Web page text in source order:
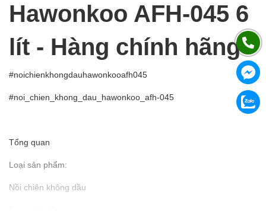
Hawonkoo AFH-045 6
lít - Hàng chính hãng
#noichienkhongdauhawonkooafh045
#noi_chien_khong_dau_hawonkoo_afh-045
Tổng quan
Loại sản phẩm:
Nồi chiên không dầu